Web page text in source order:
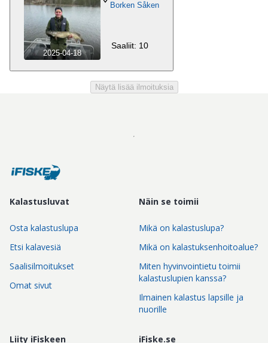
2025-04-18
Borken Såken
Saaliit: 10
Näytä lisää ilmoituksia
Kalastusluvat
Osta kalastuslupa
Etsi kalavesiä
Saalisilmoitukset
Omat sivut
Näin se toimii
Mikä on kalastuslupa?
Mikä on kalastuksenhoitoalue?
Miten hyvinvointietu toimii
kalastuslupien kanssa?
Ilmainen kalastus lapsille ja
nuorille
Liity iFiskeen iFiske.se